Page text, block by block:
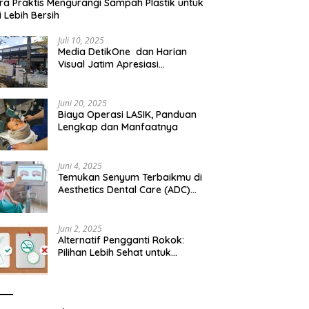
Praktis Mengurangi Sampah Plastik untuk
Lebih Bersih
Juli 10, 2025
Media DetikOne dan Harian
Visual Jatim Apresiasi
Juni 20, 2025
Biaya Operasi LASIK, Panduan
Lengkap dan Manfaatnya
Juni 4, 2025
Temukan Senyum Terbaikmu di
Aesthetics Dental Care (ADC)
Juni 2, 2025
Alternatif Pengganti Rokok:
Pilihan Lebih Sehat untuk